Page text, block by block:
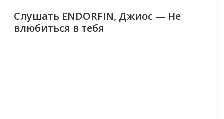
Слушать ENDORFIN, Джиос — Не
влюбиться в тебя